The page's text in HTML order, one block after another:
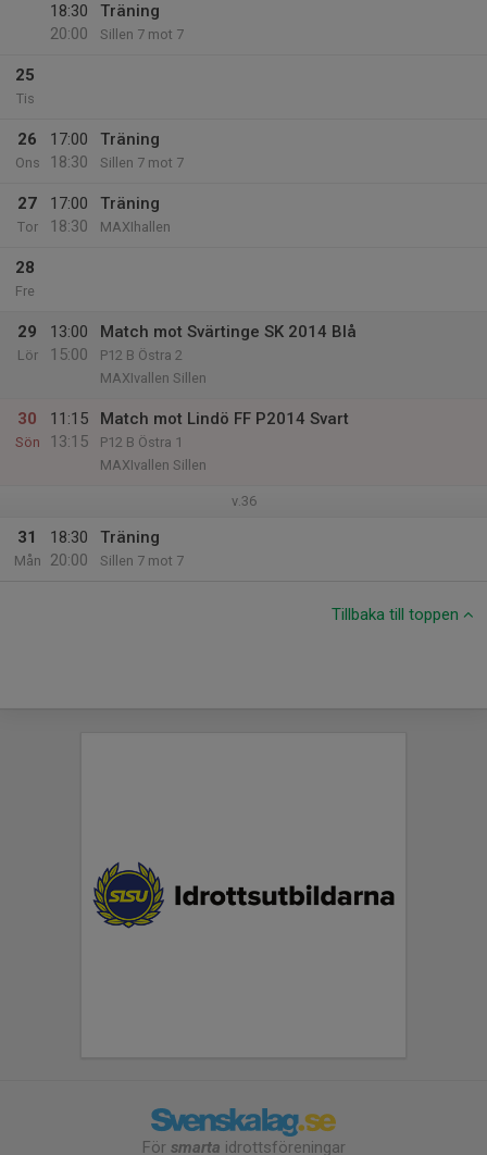
18:30
20:00
Träning
Sillen 7 mot 7
25
Tis
26
Ons
17:00
18:30
Träning
Sillen 7 mot 7
27
Tor
17:00
18:30
Träning
MAXIhallen
28
Fre
29
Lör
13:00
15:00
Match mot Svärtinge SK 2014 Blå
P12 B Östra 2
MAXIvallen Sillen
30
Sön
11:15
13:15
Match mot Lindö FF P2014 Svart
P12 B Östra 1
MAXIvallen Sillen
v.36
31
Mån
18:30
20:00
Träning
Sillen 7 mot 7
Tillbaka till toppen
För smarta idrottsföreningar